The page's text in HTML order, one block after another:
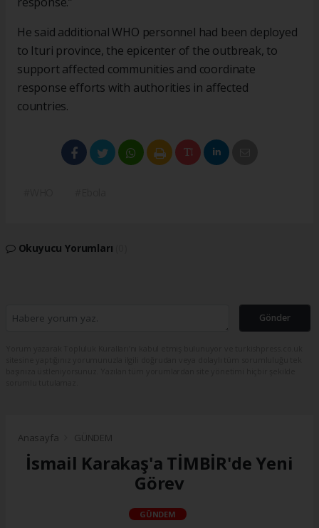
He said additional WHO personnel had been deployed
to Ituri province, the epicenter of the outbreak, to
support affected communities and coordinate
response efforts with authorities in affected
countries.
Okuyucu Yorumları
Gönder
Anasayfa GÜNDEM
İsmail Karakaş'a TİMBİR'de Yeni
Görev
GÜNDEM